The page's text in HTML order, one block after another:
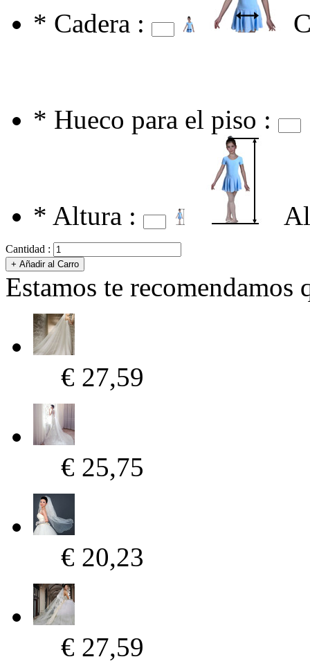
* Cadera :
* Hueco para el piso :
* Altura :
Cantidad :
Estamos te recomendamos
€ 27,59
€ 25,75
€ 20,23
€ 27,59